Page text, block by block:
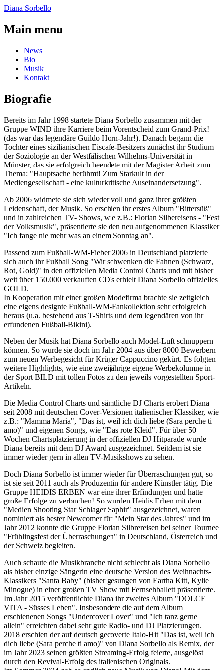
Diana Sorbello
Main menu
News
Bio
Musik
Kontakt
Biografie
Bereits im Jahr 1998 startete Diana Sorbello zusammen mit der
Gruppe WIND ihre Karriere beim Vorentscheid zum Grand-Prix!
(das war das legendäre Guildo Horn-Jahr!). Danach begann die
Tochter eines sizilianischen Eiscafe-Besitzers zunächst ihr Studium
der Soziologie an der Westfälischen Wilhelms-Universität in
Münster, das sie erfolgreich beendete mit der Magister Arbeit zum
Thema: "Hauptsache berühmt! Zum Starkult in der
Mediengesellschaft - eine kulturkritische Auseinandersetzung".
Ab 2006 widmete sie sich wieder voll und ganz ihrer größten
Leidenschaft, der Musik. So erschien ihr erstes Album "Bittersüß"
und in zahlreichen TV- Shows, wie z.B.: Florian Silbereisens - "Fest
der Volksmusik", präsentierte sie den neu aufgenommenen Klassiker
"Ich fange nie mehr was an einem Sonntag an".
Passend zum Fußball-WM-Fieber 2006 in Deutschland platzierte
sich auch ihr Fußball Song "Wir schwenken die Fahnen (Schwarz,
Rot, Gold)" in den offiziellen Media Control Charts und mit bisher
weit über 150.000 verkauften CD's erhielt Diana Sorbello offizielles
GOLD.
In Kooperation mit einer großen Modefirma brachte sie zeitgleich
eine eigens designte Fußball-WM-Fankollektion sehr erfolgreich
heraus (u.a. bestehend aus T-Shirts und dem legendären von ihr
erfundenen Fußball-Bikini).
Neben der Musik hat Diana Sorbello auch Model-Luft schnuppern
können. So wurde sie doch im Jahr 2004 aus über 8000 Bewerbern
zum neuen Werbegesicht für Krüger Cappuccino gekürt. Es folgten
weitere Highlights, wie eine zweijährige eigene Werbekolumne in
der Sport BILD mit tollen Fotos zu den jeweils vorgestellten Sport-
Artikeln.
Die Media Control Charts und sämtliche DJ Charts erobert Diana
seit 2008 mit deutschen Cover-Versionen italienischer Klassiker, wie
z.B.: "Mamma Maria", "Das ist, weil ich dich liebe (Sara perche ti
amo)" und eigenen Songs, wie "Das rote Kleid". Für über 50
Wochen Chartsplatzierung in der offiziellen DJ Hitparade wurde
Diana bereits mit dem DJ Award ausgezeichnet. Seitdem ist sie
immer wieder gern in allen TV-Musikshows zu sehen.
Doch Diana Sorbello ist immer wieder für Überraschungen gut, so
ist sie seit 2011 auch als Produzentin für andere Künstler tätig. Die
Gruppe HEIDIS ERBEN war eine ihrer Erfindungen und hatte
große Erfolge zu verbuchen! So wurden Heidis Erben mit dem
"Medien Shooting Star Schlager Saphir" ausgezeichnet, waren
nominiert als bester Newcomer für "Mein Star des Jahres" und im
Jahr 2012 konnte die Gruppe Florian Silbrereisen bei seiner Tournee
"Frühlingsfest der Überraschungen" in Deutschland, Österreich und
der Schweiz begleiten.
Auch schaute die Musikbranche nicht schlecht als Diana Sorbello
als bisher einzige Sängerin eine deutsche Version des Weihnachts-
Klassikers "Santa Baby" (bisher gesungen von Eartha Kitt, Kylie
Minogue) in einer großen TV Show mit Fernsehballett präsentierte.
Im Jahr 2015 veröffentlichte Diana ihr zweites Album "DOLCE
VITA - Süsses Leben". Insbesondere die auf dem Album
erschienenen Songs "Undercover Lover" und "Ich tanz gerne
allein" erreichten dabei sehr gute Radio- und DJ Platzierungen.
2018 erschien der auf deutsch gecoverte Italo-Hit "Das ist, weil ich
dich liebe (Sara perche ti amo)" von Diana Sorbello als Remix, der
im Jahr 2023 seinen größten Streaming-Erfolg feierte, ausgelöst
durch den Revival-Erfolg des italienischen Originals.